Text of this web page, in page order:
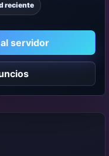
reciente
servidor